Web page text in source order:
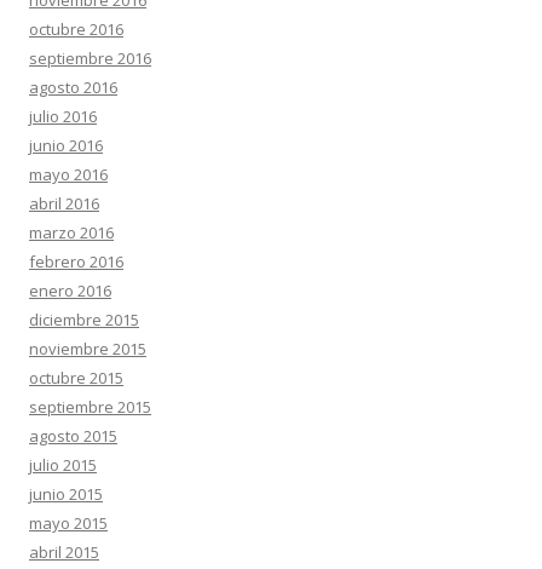
octubre 2016
septiembre 2016
agosto 2016
julio 2016
junio 2016
mayo 2016
abril 2016
marzo 2016
febrero 2016
enero 2016
diciembre 2015
noviembre 2015
octubre 2015
septiembre 2015
agosto 2015
julio 2015
junio 2015
mayo 2015
abril 2015